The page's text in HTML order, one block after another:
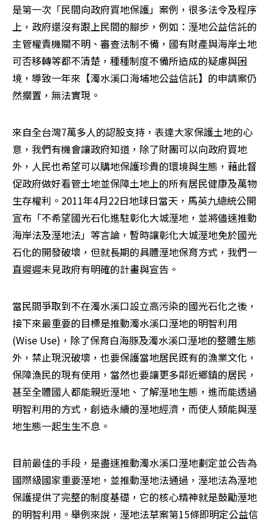
是第一次「民間向政府買地保護」案例，很多法令及程序
上，政府還沒有跟上民間的腳步，例如：溼地公益信託的
主管權責機關不明、審查法制不備，國有財產與海岸土地
可否移轉等都不清楚，種種制度不備所造成的疑慮與困
境，導致一年來【濁水溪口海埔地公益信託】的申請案仍
然擱置，無法實現。
來自全台灣7萬多人的認股支持，表達大家保護土地的心
意，我們有機會讓政府知道，除了財團可以向政府買地
外，人民也希望可以購地保護珍貴的環境與生態，藉此督
促政府做好看管土地並保障土地上的所有居民健康及萬物
生存權利。2011年4月22日地球日當天，馬英九總統公開
宣布「不希望國光石化進駐彰化大城溼地，並將儘速推動
海岸法及溼地法」等言論，暫時讓彰化大城溼地免於國光
石化的開發破壞，但就長期的具體溼地保育方式，我們一
直遲遲未見政府有明確的計畫與宣告。
當民間爭取到不在濁水溪口設立高污染的國光石化之後，
接下來最重要的目標是推動濁水溪口溼地的明智利用
(Wise Use)，除了保育白海豚及濁水溪口溼地的整體生態
外，禁止現況破壞，也要保護當地居民既有的漁業文化，
保障漁民的現有使用，當然也要讓更多鄰近鄉鎮的居民，
甚至全體國人都能親近溼地、了解溼地生態，進而能透過
明智利用的方式，創造永續的溼地經濟，而使人類能與溼
地生態一起生生不息。
目前最佳的手段，是盡速推動濁水溪口溼地劃定並公告為
國際級國家重要溼地，並推動溼地法通過，溼地法為溼地
保護提供了完整的制度基礎，它的核心精神就是鼓勵溼地
的明智利用。舉例來說，溼地法草案第15條即明定公益信